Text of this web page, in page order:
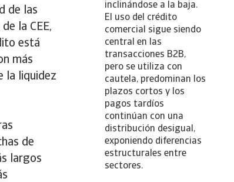
de las
la CEE,
está
más
la liquidez
de
largos
inclinándose a la baja.
El uso del crédito
comercial sigue siendo
central en las
transacciones B2B,
pero se utiliza con
cautela, predominan los
plazos cortos y los
pagos tardíos
continúan con una
distribución desigual,
exponiendo diferencias
estructurales entre
sectores.